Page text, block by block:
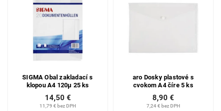
SIGMA Obal zakladací s
klopou A4 120µ 25 ks
11,79 € bez DPH
14,50 €
aro Dosky plastové s
cvokom A4 číre 5 ks
7,24 € bez DPH
8,90 €